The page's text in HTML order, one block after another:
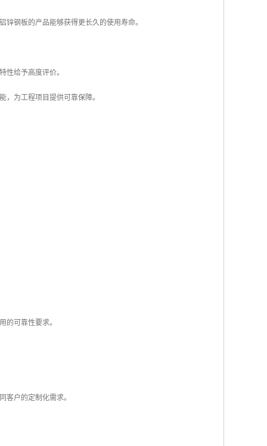
钢板的产品能够获得更长久的使用寿命。
性给予高度评价。
为工程项目提供可靠保障。
的可靠性要求。
客户的定制化需求。